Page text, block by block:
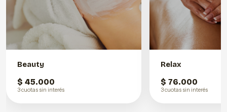
Beauty
$ 45.000
3 cuotas sin interés
Relax
$ 76.000
3 cuotas sin interés